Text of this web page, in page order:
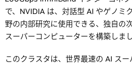
で、NVIDIA は、対話型 AI やゲノミ
野の内部研究に使用できる、独自の
スーパーコンピューターを構築しまし
このクラスタは、世界最速の AI ス